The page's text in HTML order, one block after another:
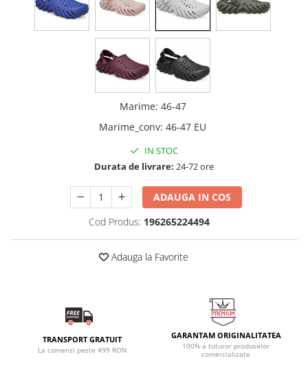
Marime: 46-47
Marime_conv: 46-47 EU
IN STOC
Durata de livrare: 24-72 ore
ADAUGA IN COS
Cod Produs: 196265224494
Adauga la Favorite
TRANSPORT GRATUIT
La comenzi peste 499 RON
GARANTAM ORIGINALITATEA
100% a tuturor produselor
comercializate